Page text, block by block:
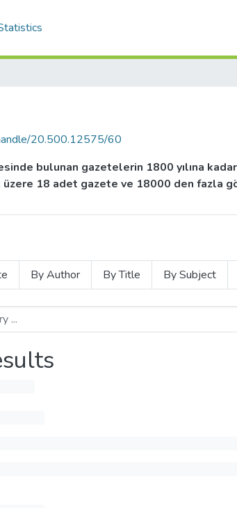
20.500.12575/60
bulunan gazetelerin 1800 yılına
üzere 18 adet gazete ve 18000 den fazla
By Author By Title By Subject